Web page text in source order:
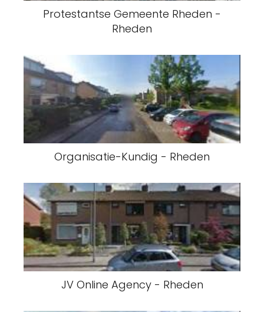
Protestantse Gemeente Rheden -
Rheden
Organisatie-Kundig - Rheden
JV Online Agency - Rheden